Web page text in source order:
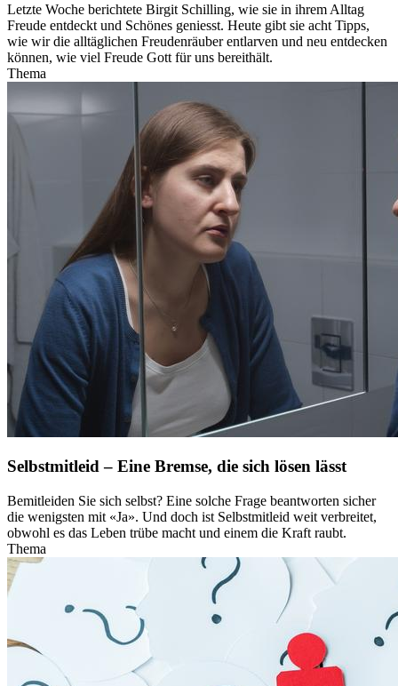
Letzte Woche berichtete Birgit Schilling, wie sie in ihrem Alltag
Freude entdeckt und Schönes geniesst. Heute gibt sie acht Tipps,
wie wir die alltäglichen Freudenräuber entlarven und neu entdecken
können, wie viel Freude Gott für uns bereithält.
Thema
Selbstmitleid – Eine Bremse, die sich lösen lässt
Bemitleiden Sie sich selbst? Eine solche Frage beantworten sicher
die wenigsten mit «Ja». Und doch ist Selbstmitleid weit verbreitet,
obwohl es das Leben trübe macht und einem die Kraft raubt.
Thema